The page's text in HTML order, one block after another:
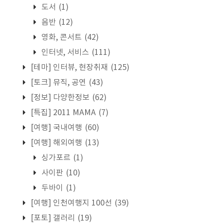
도서 (1)
음반 (12)
영화, 콘서트 (42)
인터넷, 서비스 (111)
[테마] 인터뷰, 현장취재 (125)
[토크] 뮤직, 공연 (43)
[정보] 다양한정보 (62)
[특집] 2011 MAMA (7)
[여행] 국내여행 (60)
[여행] 해외여행 (13)
싱가포르 (1)
사이판 (10)
두바이
(1)
[여행] 인천여행지 100선 (39)
[포토] 갤러리
(19)